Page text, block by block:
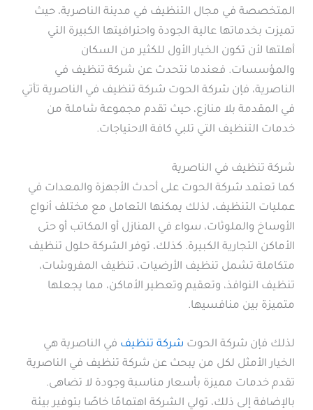
المتخصصة في مجال التنظيف في مدينة الناصرية، حيث
تميزت بخدماتها عالية الجودة واحترافيتها الكبيرة التي
أهلتها لأن تكون الخيار الأول للكثير من السكان
والمؤسسات. فعندما نتحدث عن شركة تنظيف في
الناصرية، فإن شركة الحوت شركة تنظيف في الناصرية تأتي
في المقدمة بلا منازع، حيث تقدم مجموعة شاملة من
خدمات التنظيف التي تلبي كافة الاحتياجات.
شركة تنظيف في الناصرية
كما تعتمد شركة الحوت على أحدث الأجهزة والمعدات في
عمليات التنظيف، لذلك يمكنها التعامل مع مختلف أنواع
الأوساخ والملوثات، سواء في المنازل أو المكاتب أو حتى
الأماكن التجارية الكبيرة. كذلك، توفر الشركة حلول تنظيف
متكاملة تشمل تنظيف الأرضيات، تنظيف المفروشات،
تنظيف النوافذ، وتعقيم وتعطير الأماكن، مما يجعلها
متميزة بين منافسيها.
لذلك فإن شركة الحوت شركة تنظيف في الناصرية هي
الخيار الأمثل لكل من يبحث عن شركة تنظيف في الناصرية
تقدم خدمات مميزة بأسعار مناسبة وجودة لا تضاهى.
بالإضافة إلى ذلك، تولي الشركة اهتمامًا خاصًا بتوفير بيئة